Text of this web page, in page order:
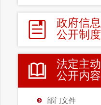
政府信息
公开制度
法定主动
公开内容
部门文件